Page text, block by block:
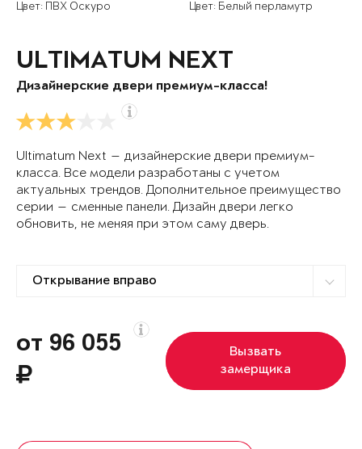
Цвет: ПВХ Оскуро Цвет: Белый перламутр
ULTIMATUM NEXT
Дизайнерские двери премиум-класса!
Ultimatum Next — дизайнерские двери премиум-
класса. Все модели разработаны с учетом
актуальных трендов. Дополнительное преимущество
серии — сменные панели. Дизайн двери легко
обновить, не меняя при этом саму дверь.
от 96 055
Вызвать
замерщика